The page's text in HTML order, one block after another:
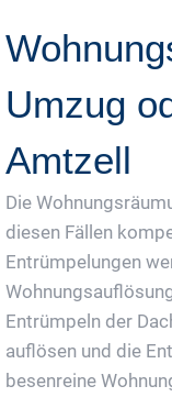
Umzug
Amtzell
Die
diesen Fällen
Entrümpelungen
Entrümpeln der
auflösen und die
besenreine